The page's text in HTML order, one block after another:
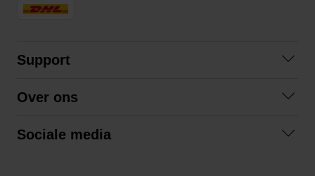
Support
Algemene voorwaarden
Over ons
Sociale media